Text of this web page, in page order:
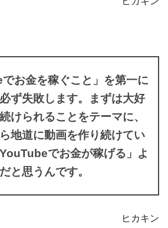
でお金を稼ぐこと」を第一に
ず失敗します。まずは大好
けられることをテーマに、
地道に動画を作り続けてい
でお金が稼げる」よ
と思うんです。
ヒカキン